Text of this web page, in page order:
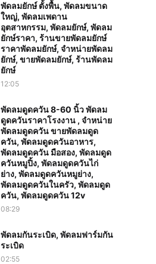
พัดลมยักษ์ ตั้งพื้น, พัดลมขนาด
ใหญ่, พัดลมเพดาน
อุตสาหกรรม, พัดลมยักษ์, พัดลม
ยักษ์ราคา, ร้านขายพัดลมยักษ์
ราคาพัดลมยักษ์, จำหน่ายพัดลม
ยักษ์, ขายพัดลมยักษ์, ร้านพัดลม
ยักษ์
12:05
พัดลมดูดควัน 8-60 นิ้ว พัดลม
ดูดควันราคาโรงงาน , จำหน่าย
พัดลมดูดควัน ขายพัดลมดูด
ควัน, พัดลมดูดควันอาหาร,
พัดลมดูดควัน มือสอง, พัดลมดูด
ควันหมูปิ้ง, พัดลมดูดควันไก่
ย่าง, พัดลมดูดควันหมูย่าง,
พัดลมดูดควันในครัว, พัดลมดูด
ควัน, พัดลมดูดควัน 12v
08:29
พัดลมกันระเบิด, พัดลมฟาร์มกัน
ระเบิด
02:55